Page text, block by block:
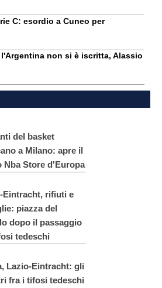
C: esordio a Cuneo per
non si è iscritta, Alassio
del basket
a Milano: apre il
Nba Store d'Europa
Eintracht, rifiuti e
piazza del
dopo il passaggio
tedeschi
Lazio-Eintracht: gli
fra i tifosi tedeschi